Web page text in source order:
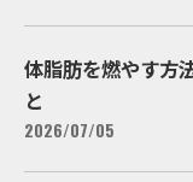
体脂肪を燃やす方
と
2026/07/05